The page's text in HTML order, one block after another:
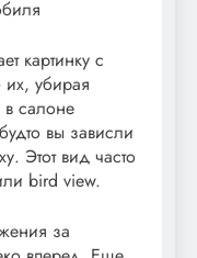
картинку с
их, убирая
салоне
вы зависли
Этот вид часто
bird view.
за